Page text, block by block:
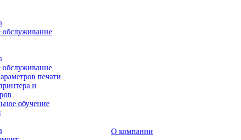
обслуживание
обслуживание
печати
и
обучение
О компании